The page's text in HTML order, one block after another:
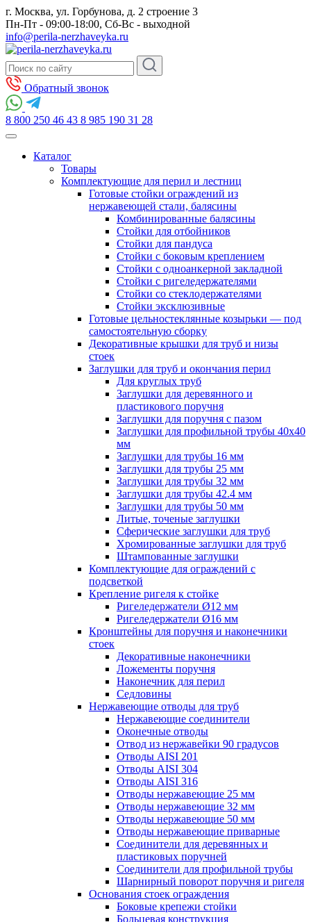
г. Москва, ул. Горбунова, д. 2 строение 3
Пн-Пт - 09:00-18:00, Сб-Вс - выходной
info@perila-nerzhaveyka.ru
Обратный звонок
8 800 250 46 43 8 985 190 31 28
Каталог
Товары
Комплектующие для перил и лестниц
Готовые стойки ограждений из
нержавеющей стали, балясины
Комбинированные балясины
Стойки для отбойников
Стойки для пандуса
Стойки с боковым креплением
Стойки с одноанкерной закладной
Стойки с ригеледержателями
Стойки со стеклодержателями
Стойки эксклюзивные
Готовые цельностеклянные козырьки — под
самостоятельную сборку
Декоративные крышки для труб и низы
стоек
Заглушки для труб и окончания перил
Для круглых труб
Заглушки для деревянного и
пластикового поручня
Заглушки для поручня с пазом
Заглушки для профильной трубы 40х40
мм
Заглушки для трубы 16 мм
Заглушки для трубы 25 мм
Заглушки для трубы 32 мм
Заглушки для трубы 42.4 мм
Заглушки для трубы 50 мм
Литые, точеные заглушки
Сферические заглушки для труб
Хромированные заглушки для труб
Штампованные заглушки
Комплектующие для ограждений с
подсветкой
Крепление ригеля к стойке
Ригеледержатели Ø12 мм
Ригеледержатели Ø16 мм
Кронштейны для поручня и наконечники
стоек
Декоративные наконечники
Ложементы поручня
Наконечник для перил
Седловины
Нержавеющие отводы для труб
Нержавеющие соединители
Оконечные отводы
Отвод из нержавейки 90 градусов
Отводы AISI 201
Отводы AISI 304
Отводы AISI 316
Отводы нержавеющие 25 мм
Отводы нержавеющие 32 мм
Отводы нержавеющие 50 мм
Отводы нержавеющие приварные
Соединители для деревянных и
пластиковых поручней
Соединители для профильной трубы
Шарнирный поворот поручня и ригеля
Основания стоек ограждения
Боковые крепежи стойки
Больцевая конструкция